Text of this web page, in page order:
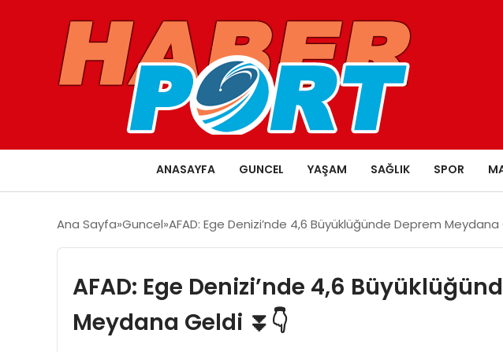
ANASAYFA GUNCEL YAŞAM SAĞLIK SPOR
Ana Sayfa Guncel AFAD: Ege Denizi’nde 4,6 Büyüklüğünde Deprem Meydana
AFAD: Ege Denizi’nde 4,6
Meydana Geldi ⏬👇